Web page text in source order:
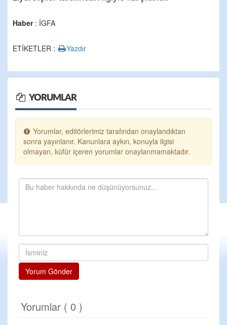
Haber: İGFA
ETİKETLER : Yazdır
YORUMLAR
Yorumlar, editörlerimiz tarafından onaylandıktan
sonra yayınlanır. Kanunlara aykırı, konuyla ilgisi
olmayan, küfür içeren yorumlar onaylanmamaktadır.
Yorum Gönder
Yorumlar ( 0 )